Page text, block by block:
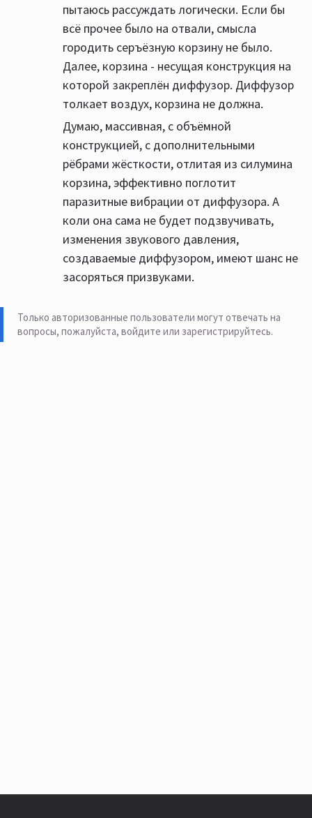
пытаюсь рассуждать логически. Если бы
всё прочее было на отвали, смысла
городить серъёзную корзину не было.
Далее, корзина - несущая конструкция на
которой закреплён диффузор. Диффузор
толкает воздух, корзина не должна.
Думаю, массивная, с объёмной
конструкцией, с дополнительными
рёбрами жёсткости, отлитая из силумина
корзина, эффективно поглотит
паразитные вибрации от диффузора. А
коли она сама не будет подзвучивать,
изменения звукового давления,
создаваемые диффузором, имеют шанс не
засоряться призвуками.
Только авторизованные пользователи могут отвечать на
вопросы, пожалуйста, войдите или зарегистрируйтесь.